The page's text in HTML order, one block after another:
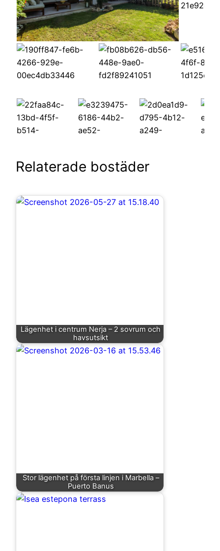
Relaterade bostäder
Lägenhet i centrum Nerja – 2 sovrum och
havsutsikt
Stor lägenhet på första linjen i Marbella –
Puerto Banus